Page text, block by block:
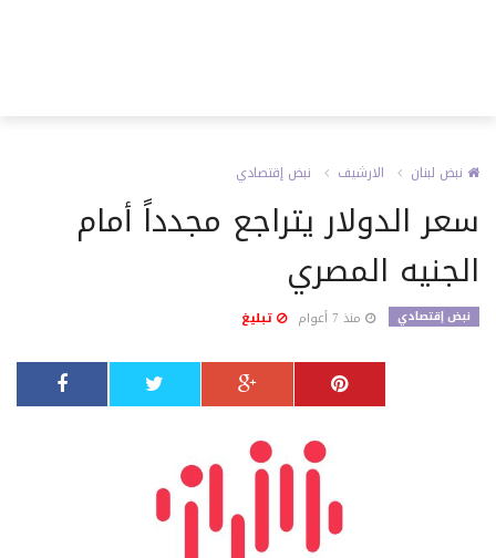
نبض لبنان الارشيف نبض إقتصادي
سعر الدولار يتراجع مجدداً أمام
الجنيه المصري
نبض إقتصادي منذ 7 أعوام تبليغ